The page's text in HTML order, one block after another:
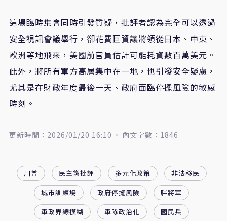
這場臨時集會同時引發質疑，批評者認為完全可以透過
安全視訊會議舉行，卻花費巨資讓將領從日本、中東、
歐洲等地飛來，美國前官員估計可能耗資數百萬美元。
此外，將所有軍方高層集中在一地，也引發安全疑慮，
尤其是在財政年度最後一天、政府面臨停擺風險的敏感
時刻。
更新時間：2026/01/20 16:10 內文字數：1846
川普 民主黨批評 多元化政策
非法移民
城市訓練場
政府停擺風險
胖將軍
軍政界線模糊
軍隊政治化 國民兵